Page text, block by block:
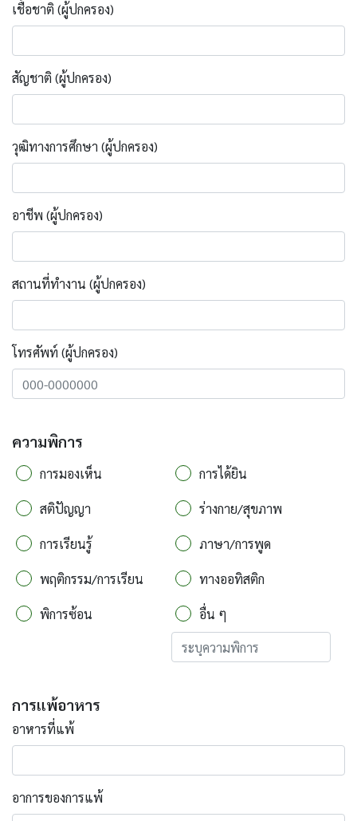
เชื้อชาติ (ผู้ปกครอง)
สัญชาติ (ผู้ปกครอง)
วุฒิทางการศึกษา (ผู้ปกครอง)
อาชีพ (ผู้ปกครอง)
สถานที่ทำงาน (ผู้ปกครอง)
โทรศัพท์ (ผู้ปกครอง)
ความพิการ
การมองเห็น การได้ยิน
สติปัญญา ร่างกาย/สุขภาพ
การเรียนรู้ ภาษา/การพูด
พฤติกรรม/การเรียน ทางออทิสติก
พิการซ้อน อื่น ๆ
การแพ้อาหาร
อาหารที่แพ้
อาการของการแพ้